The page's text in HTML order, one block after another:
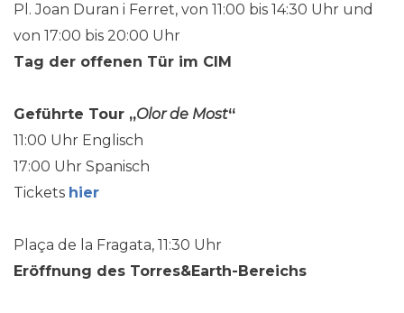
Pl. Joan Duran i Ferret, von 11:00 bis 14:30 Uhr und
von 17:00 bis 20:00 Uhr
Tag der offenen Tür im CIM
Geführte Tour „Olor de Most“
11:00 Uhr Englisch
17:00 Uhr Spanisch
Tickets hier
Plaça de la Fragata, 11:30 Uhr
Eröffnung des Torres&Earth-Bereichs